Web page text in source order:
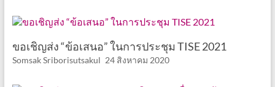
ขอเชิญส่ง “ข้อเสนอ” ในการประชุม TISE 2021
Somsak Sriborisutsakul 24 สิงหาคม 2020